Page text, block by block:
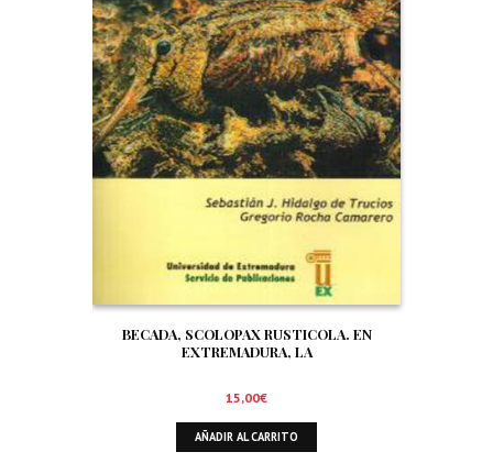
BECADA, SCOLOPAX RUSTICOLA. EN
EXTREMADURA, LA
15,00€
AÑADIR AL CARRITO